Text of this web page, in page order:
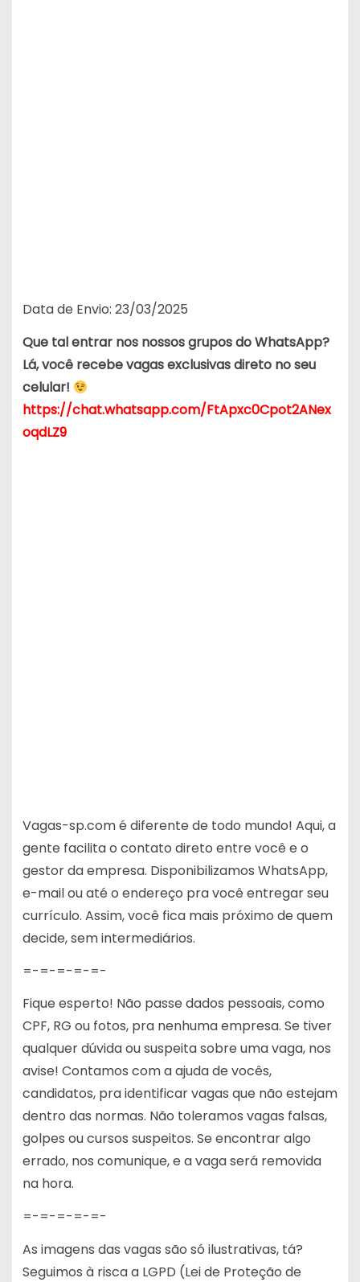
Data de Envio: 23/03/2025
Que tal entrar nos nossos grupos do WhatsApp?
Lá, você recebe vagas exclusivas direto no seu
celular!
https://chat.whatsapp.com/FtApxc0Cpot2ANex
oqdLZ9
Vagas-sp.com é diferente de todo mundo! Aqui, a
gente facilita o contato direto entre você e o
gestor da empresa. Disponibilizamos WhatsApp,
e-mail ou até o endereço pra você entregar seu
currículo. Assim, você fica mais próximo de quem
decide, sem intermediários.
=-=-=-=-=-
Fique esperto! Não passe dados pessoais, como
CPF, RG ou fotos, pra nenhuma empresa. Se tiver
qualquer dúvida ou suspeita sobre uma vaga, nos
avise! Contamos com a ajuda de vocês,
candidatos, pra identificar vagas que não estejam
dentro das normas. Não toleramos vagas falsas,
golpes ou cursos suspeitos. Se encontrar algo
errado, nos comunique, e a vaga será removida
na hora.
=-=-=-=-=-
As imagens das vagas são só ilustrativas, tá?
Seguimos à risca a LGPD (Lei de Proteção de